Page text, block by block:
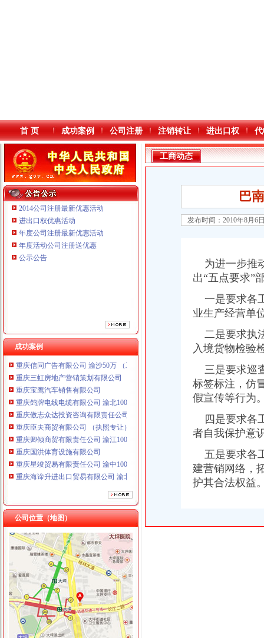
本站导航
首 页 成功案例 公司注册 注销转让 进出口权
2014公司注册最新优惠活动
进出口权优惠活动
年度公司注册最新优惠活动
年度活动公司注册送优惠
公示公告
成功案例
重庆鸽牌电线电缆有限公司 渝北10010万 (进出口权)
重庆海谛升进出口贸易有限公司 渝北100万 （进出口权）
重庆奕欣锦诚商贸有限公司 渝九50万 （工商注册）
重庆信同广告有限公司 渝沙50万 （工商注册）
重庆三虹房地产营销策划有限公司
重庆宝鹰汽车销售有限公司
重庆鸽牌电线电缆有限公司 渝北10010万 (进出口权)
重庆傲志众达投资咨询有限责任公司 渝九1000万 （增资）
重庆臣夫商贸有限公司 （执照专让）
重庆卿倾商贸有限责任公司 渝江100万 （工商注册）
重庆国洪体育设施有限公司
重庆星竣贸易有限责任公司 渝中100万 （进出口权）
重庆海谛升进出口贸易有限公司 渝北100万 （进出口权）
重庆奕欣锦诚商贸有限公司 渝九50万 （工商注册）
重庆信同广告有限公司 渝沙50万 （工商注册）
重庆三虹房地产营销策划有限公司
重庆宝鹰汽车销售有限公司
公司位置（地图）
工商动态
我市重庆分公司注销出台在校大创办微型企业相关办法
市重庆代办公司局副巡视员高印平率队到南川局开展考核考察工作
江津局重庆税务注销以四个注重为抓手大力发展微型企业
巫溪局大力推进“品牌富农兴县”重庆税务注销战略
工商动态
巴
发布时间：2010年8月6
为进一步推
出“五点要求”
一是要求各
业生产经营单
二是要求执
入境货物检验
三是要求巡
标签标注，仿
假宣传等行为
四是要求各
者自我保护意
五是要求各
建营销网络，
护其合法权益